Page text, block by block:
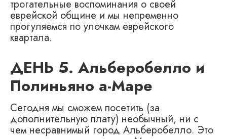
трогательные воспоминания о своей
еврейской общине и мы непременно
прогуляемся по улочкам еврейского
квартала.
ДЕНЬ 5. Альберобелло и
Полиньяно а-Маре
Сегодня мы сможем посетить (за
дополнительную плату) необычный, ни с
чем несравнимый город Альберобелло. Это